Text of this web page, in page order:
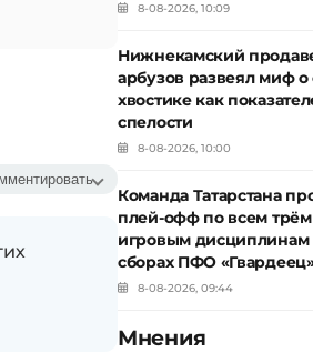
8-08-2026, 10:09
Нижнекамский
арбузов развеял миф о
хвостике как
спелости
8-08-2026, 10:00
Команда Татарстана
плей-офф по всем трём
игровым дисциплинам
сборах ПФО
8-08-2026, 09:44
Мнения